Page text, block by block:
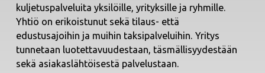
kuljetuspalveluita yksilöille, yrityksille ja ryhmille.
Yhtiö on erikoistunut sekä tilaus- että
edustusajoihin ja muihin taksipalveluihin. Yritys
tunnetaan luotettavuudestaan, täsmällisyydestään
sekä asiakaslähtöisestä palvelustaan.